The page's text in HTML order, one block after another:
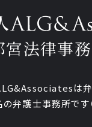
宮法律事
は
の弁護士事務所です